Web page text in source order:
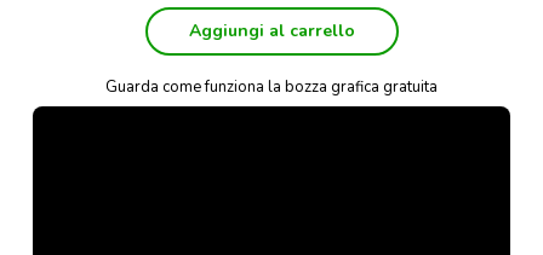
Aggiungi al carrello
Guarda come funziona la bozza grafica gratuita